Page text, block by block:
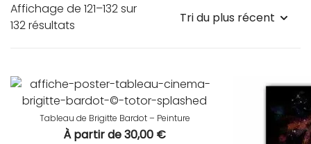
Affichage de 121–132 sur
132 résultats
au
plus
ancien
Tableau de Brigitte Bardot – Peinture
À partir de30,00 €